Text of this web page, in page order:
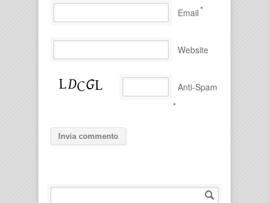
Email*
Website
Anti-Spam
*